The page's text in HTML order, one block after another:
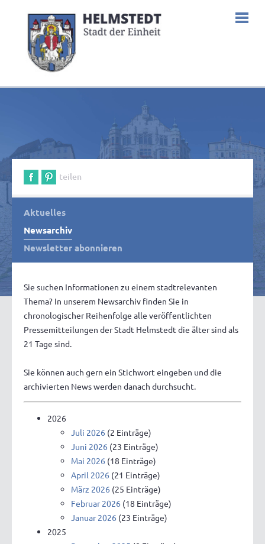
teilen
Aktuelles
Newsarchiv
Newsletter abonnieren
Sie suchen Informationen zu einem stadtrelevanten
Thema? In unserem Newsarchiv finden Sie in
chronologischer Reihenfolge alle veröffentlichten
Pressemitteilungen der Stadt Helmstedt die älter sind als
21 Tage sind.
Sie können auch gern ein Stichwort eingeben und die
archivierten News werden danach durchsucht.
2026
Juli 2026 (2 Einträge)
Juni 2026 (23 Einträge)
Mai 2026 (18 Einträge)
April 2026 (21 Einträge)
März 2026 (25 Einträge)
Februar 2026 (18 Einträge)
Januar 2026 (23 Einträge)
2025